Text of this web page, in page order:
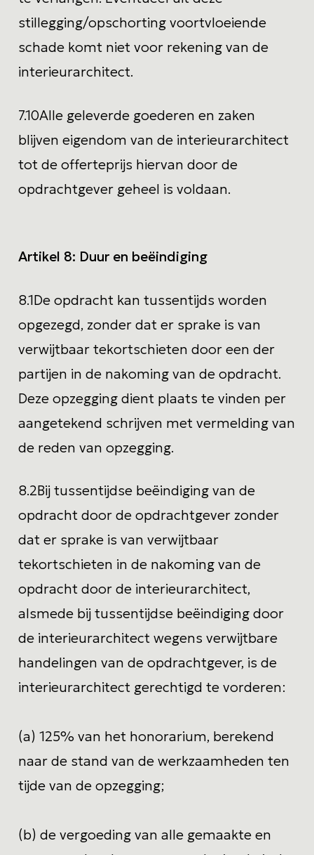
stillegging/opschorting voortvloeiende
schade komt niet voor rekening van de
interieurarchitect.
7.10Alle geleverde goederen en zaken
blijven eigendom van de interieurarchitect
tot de offerteprijs hiervan door de
opdrachtgever geheel is voldaan.
Artikel 8: Duur en beëindiging
8.1De opdracht kan tussentijds worden
opgezegd, zonder dat er sprake is van
verwijtbaar tekortschieten door een der
partijen in de nakoming van de opdracht.
Deze opzegging dient plaats te vinden per
aangetekend schrijven met vermelding van
de reden van opzegging.
8.2Bij tussentijdse beëindiging van de
opdracht door de opdrachtgever zonder
dat er sprake is van verwijtbaar
tekortschieten in de nakoming van de
opdracht door de interieurarchitect,
alsmede bij tussentijdse beëindiging door
de interieurarchitect wegens verwijtbare
handelingen van de opdrachtgever, is de
interieurarchitect gerechtigd te vorderen:
(a) 125% van het honorarium, berekend
naar de stand van de werkzaamheden ten
tijde van de opzegging;
(b) de vergoeding van alle gemaakte en